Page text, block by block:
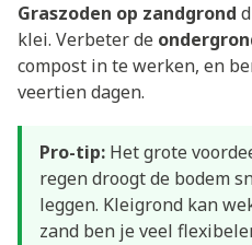
Graszoden op zandgrond
klei. Verbeter de
compost in te werken, en
veertien dagen.
Pro-tip: Het grote
regen droogt de bodem
leggen. Kleigrond kan
zand ben je veel